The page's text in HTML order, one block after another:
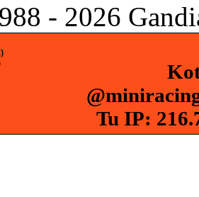
- 2026
Tu IP: